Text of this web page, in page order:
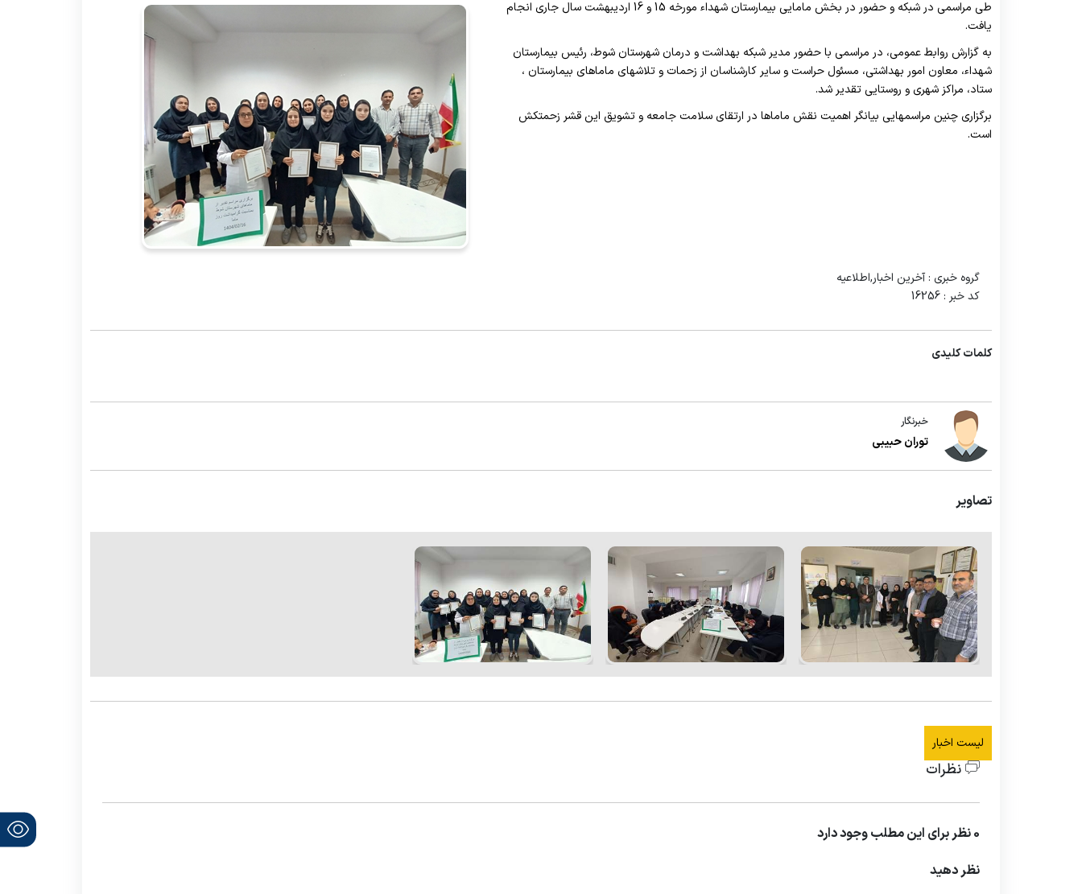
امین اموال
آمار و امور رفاهی
اورژانس115
درمانگاه تخصصی
کارپردازی و تدارکات
واحد درآمد و ترخیص
داروخانه بستری
آزمایشگاه
واحد بهداشت محیط
واحد بهداشت روان
طی مراسمی در شبکه و حضور در بخش مامایی بیمارستان شهداء مورخه 15 و 16 اردیبهشت سال جاری انجام
یافت.
به گزارش روابط عمومی، در مراسمی با حضور مدیر شبکه بهداشت و درمان شهرستان شوط، رئیس بیمارستان
شهداء، معاون امور بهداشتی، مسئول حراست و سایر کارشناسان از زحمات و تلاشهای ماماهای بیمارستان ،
ستاد، مراکز شهری و روستایی تقدیر شد.
برگزاری چنین مراسمهایی بیانگر اهمیت نقش ماماها در ارتقای سلامت جامعه و تشویق این قشر زحمتکش
است.
گروه خبری : آخرین اخبار,اطلاعیه
کد خبر : 16256
کلمات کلیدی
خبرنگار
توران حبیبی
تصاویر
لیست اخبار
نظرات
0 نظر برای این مطلب وجود دارد
نظر دهید